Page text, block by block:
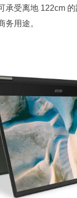
承受离地 122cm
务用途。